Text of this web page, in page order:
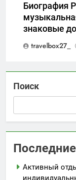
Биография
знаковые
travelbox27_
Поиск
Активный